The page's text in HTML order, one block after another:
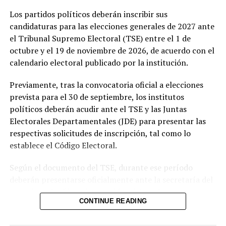
consolidar estos logros y proyectar al país como un
destino atractivo para la inversión y el turismo.
El vicepresidente enfatizó que la preparación ante
escenarios migratorios forma parte de una visión
cualquier situación”, sostuvo, al tiempo que reiteró el
optimismo oficial sobre la continuidad del TPS.
La entrevista permitió conocer de primera mano la
posición del gobierno sobre temas que impactan
directamente a la diáspora y a la población local. Ulloa
Los partidos políticos deberán inscribir sus
candidaturas para las elecciones generales de 2027 ante
el Tribunal Supremo Electoral (TSE) entre el 1 de
octubre y el 19 de noviembre de 2026, de acuerdo con el
calendario electoral publicado por la institución.
Previamente, tras la convocatoria oficial a elecciones
prevista para el 30 de septiembre, los institutos
políticos deberán acudir ante el TSE y las Juntas
Electorales Departamentales (JDE) para presentar las
respectivas solicitudes de inscripción, tal como lo
establece el Código Electoral.
Según el documento del TSE, durante ese período
organismo las fórmulas presidenciales y las
candidaturas a diputados de la Asamblea Legislativa.
CONTINUE READING